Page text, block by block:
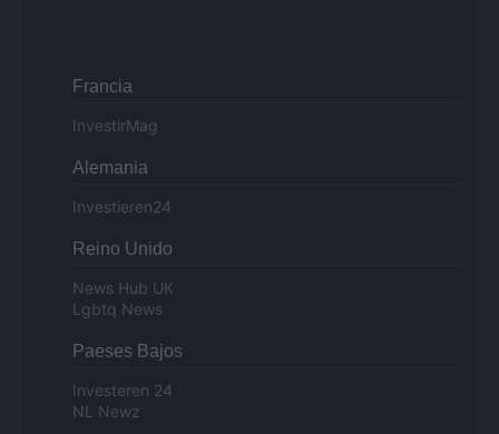
Francia
InvestirMag
Alemania
Investieren24
Reino Unido
News Hub UK
Lgbtq News
Paeses Bajos
Investeren 24
NL Newz